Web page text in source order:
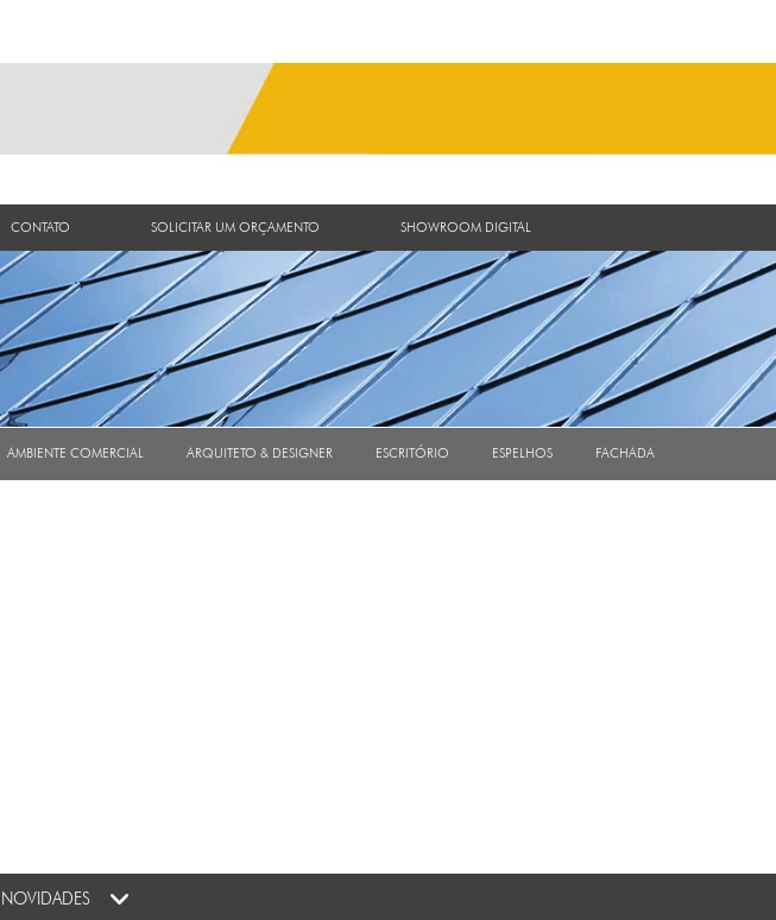
CONTATO SOLICITAR UM ORÇAMENTO SHOWROOM DIGITAL
AMBIENTE COMERCIAL ARQUITETO & DESIGNER ESCRITÓRIO ESPELHOS FACHADA